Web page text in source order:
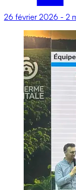
26 février 2026 - 2